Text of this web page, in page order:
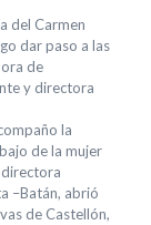
del Carmen
dar paso a las
de
y directora
la
de la mujer
–Batán, abrió
de Castellón,